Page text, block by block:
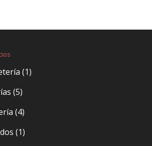
(1)
(5)
(4)
(1)